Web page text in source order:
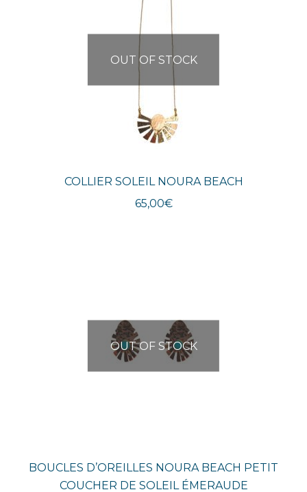
OUT OF STOCK
COLLIER SOLEIL NOURA BEACH
65,00€
OUT OF STOCK
BOUCLES D’OREILLES NOURA BEACH PETIT
COUCHER DE SOLEIL ÉMERAUDE